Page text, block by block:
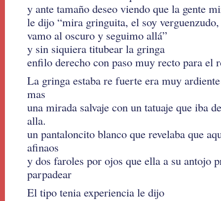
y ante tamaño deseo viendo que la gente
le dijo “mira gringuita, el soy verguenzudo,
vamo al oscuro y seguimo allá”
y sin siquiera titubear la gringa
enfilo derecho con paso muy recto para el
La gringa estaba re fuerte era muy
mas
una mirada salvaje con un tatuaje que iba
alla.
un pantaloncito blanco que revelaba que
afinaos
y dos faroles por ojos que ella a su antojo
parpadear
El tipo tenia experiencia le dijo